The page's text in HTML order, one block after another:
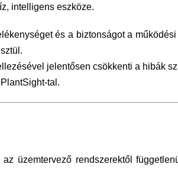
intelligens eszköze.
és a biztonságot a
jelentősen csökkenti a hibák
tal.
üzemtervező rendszerektől